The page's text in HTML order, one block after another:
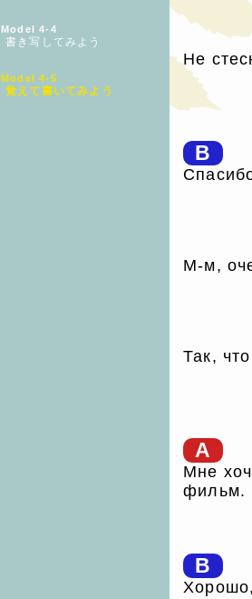
Model 4-4
書き写してみよう
Model 4-5
覚えて書いてみよう
Не
B
М-м,
Так,
A
Мне
фильм.
B